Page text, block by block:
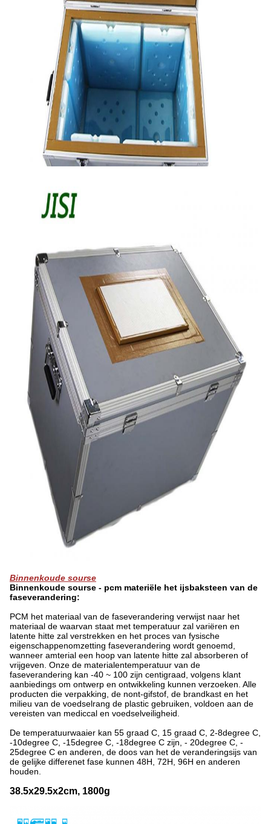
Binnenkoude sourse
Binnenkoude sourse - pcm materiële het ijsbaksteen van de
faseverandering:
PCM het materiaal van de faseverandering verwijst naar het
materiaal de waarvan staat met temperatuur zal variëren en
latente hitte zal verstrekken en het proces van fysische
eigenschappenomzetting faseverandering wordt genoemd,
wanneer amterial een hoop van latente hitte zal absorberen of
vrijgeven. Onze de materialentemperatuur van de
faseverandering kan -40 ~ 100 zijn centigraad, volgens klant
aanbiedings om ontwerp en ontwikkeling kunnen verzoeken. Alle
producten die verpakking, de nont-gifstof, de brandkast en het
milieu van de voedselrang de plastic gebruiken, voldoen aan de
vereisten van mediccal en voedselveiligheid.
De temperatuurwaaier kan 55 graad C, 15 graad C, 2-8degree C,
-10degree C, -15degree C, -18degree C zijn , - 20degree C, -
25degree C en anderen, de doos van het de veranderingsijs van
de gelijke differenet fase kunnen 48H, 72H, 96H en anderen
houden.
38.5x29.5x2cm, 1800g